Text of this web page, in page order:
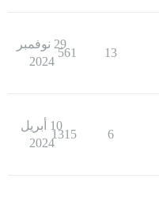
13
561
29 نوفمبر
2024
6
1315
10 أبريل
2024